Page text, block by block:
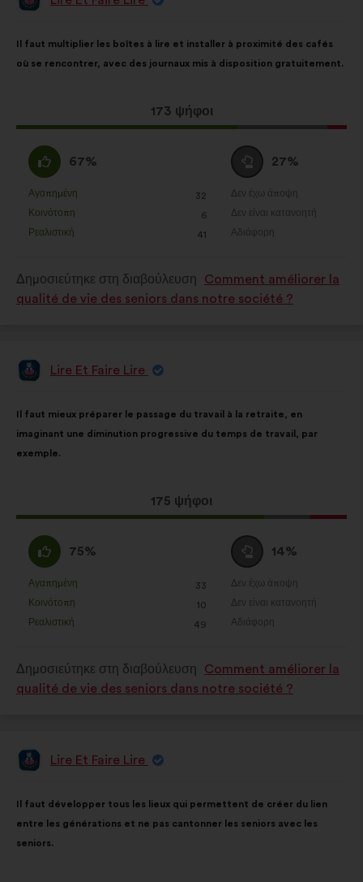
Πρόταση
της
πρότασης:
Il faut multiplier les boîtes à lire et installer à proximité des cafés
où se rencontrer, avec des journaux mis à disposition gratuitement.
Η
πρόταση
173 ψήφοι
κατανομή:
Συμφωνώ
:
67%
ως
εξής:
Αγαπημένη
: 32
φορές
Κοινότοπη
: 6
φορές
Ρεαλιστική
: 41
φορές
Ουδέτερη
ψήφος
:
27%
ως
εξής:
Δεν έχω άποψη
:φορές
Δεν είναι κατανοητή
:φορές
Αδιάφορη
φορές
Δημοσιεύτηκε στη διαβούλευση
Comment améliorer la
qualité de vie des seniors dans notre société ?
ΠρότασηLire Et Faire Lire
της
πρότασης:
Il faut mieux préparer le passage du travail à la retraite, en
imaginant une diminution progressive du temps de travail, par
exemple.
Η
πρόταση
175 ψήφοι
κατανομή:
Συμφωνώ
:
75%
ως
εξής:
Αγαπημένη
: 33
φορές
Κοινότοπη
: 10
φορές
Ρεαλιστική
: 49
φορές
Ουδέτερη
ψήφος
:
14%
ως
εξής:
Δεν έχω άποψη
:φορές
Δεν είναι κατανοητή
:φορές
Αδιάφορη
φορές
Δημοσιεύτηκε στη διαβούλευση
Comment améliorer la
qualité de vie des seniors dans notre société ?
ΠρότασηLire Et Faire Lire
της
πρότασης:
Il faut développer tous les lieux qui permettent de créer du lien
entre les générations et ne pas cantonner les seniors avec les
seniors.
κατανομή: